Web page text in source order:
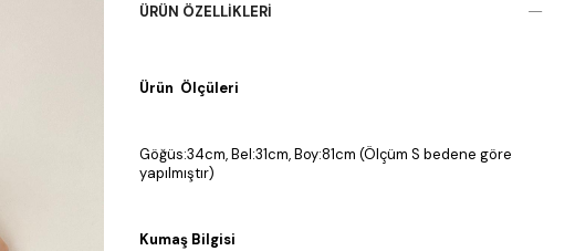
ÜRÜN ÖZELLIKLERI
Ürün Ölçüleri
Göğüs:34cm, Bel:31cm, Boy:81cm (Ölçüm S bedene göre
yapılmıştır)
Kumaş Bilgisi